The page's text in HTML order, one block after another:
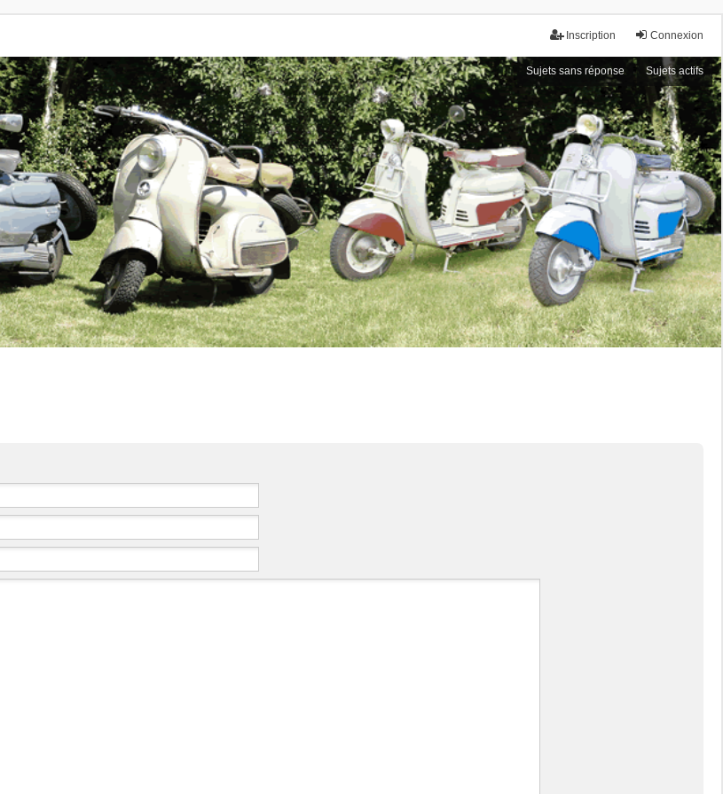
Connexion
Inscription
Sujets sans réponse Sujets actifs